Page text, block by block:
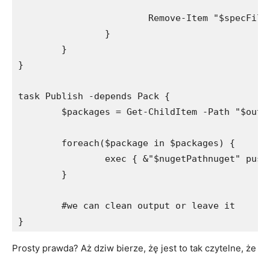
}
task Publish -depends Pack {
}
Prosty prawda? Aż dziw bierze, żę jest to tak czytelne, że